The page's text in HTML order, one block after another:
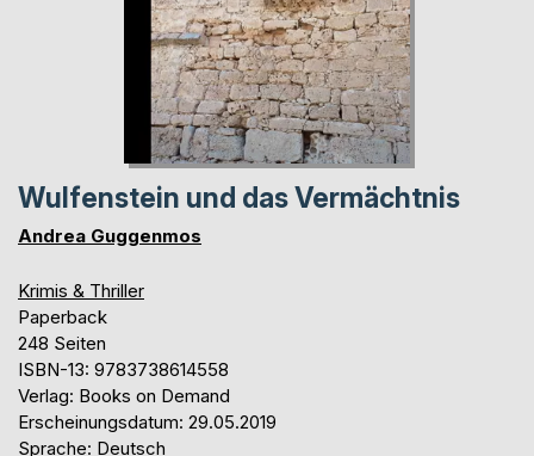
Wulfenstein und das Vermächtnis
Andrea Guggenmos
Krimis & Thriller
Paperback
248 Seiten
ISBN-13: 9783738614558
Verlag: Books on Demand
Erscheinungsdatum: 29.05.2019
Sprache: Deutsch